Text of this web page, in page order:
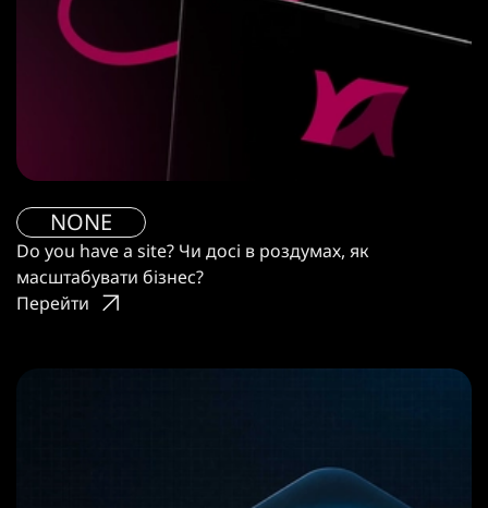
NONE
Do you have a site? Чи досі в роздумах, як
масштабувати бізнес?
Перейти